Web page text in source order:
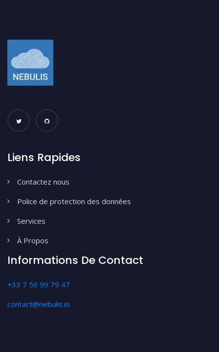
Liens Rapides
Contactez nous
Police de protection des données
Services
À Propos
Informations De Contact
+33 7 56 99 79 47
contact@nebulis.io